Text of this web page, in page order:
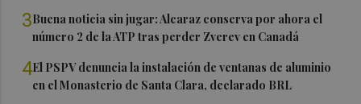
3Buena noticia sin jugar: Alcaraz conserva por ahora el
número 2 de la ATP tras perder Zverev en Canadá
4El PSPV denuncia la instalación de ventanas de aluminio
en el Monasterio de Santa Clara, declarado BRL